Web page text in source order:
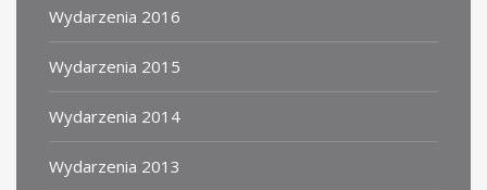
Wydarzenia 2016
Wydarzenia 2015
Wydarzenia 2014
Wydarzenia 2013